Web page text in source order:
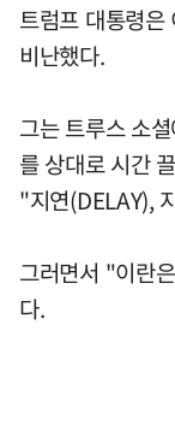
트럼프 대통령은
비난했다.
그는 트루스 소
를 상대로 시간
"지연(DELAY),
그러면서 "이란
다.